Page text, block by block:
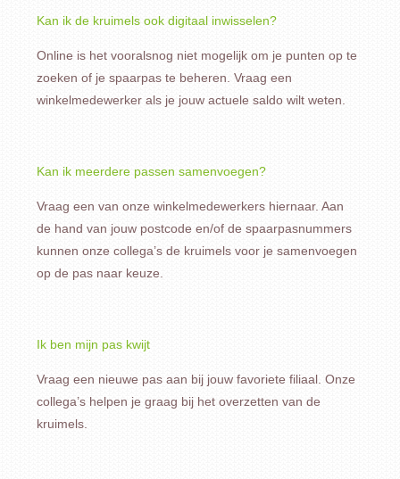
Kan ik de kruimels ook digitaal inwisselen?
Online is het vooralsnog niet mogelijk om je punten op te
zoeken of je spaarpas te beheren. Vraag een
winkelmedewerker als je jouw actuele saldo wilt weten.
Kan ik meerdere passen samenvoegen?
Vraag een van onze winkelmedewerkers hiernaar. Aan
de hand van jouw postcode en/of de spaarpasnummers
kunnen onze collega’s de kruimels voor je samenvoegen
op de pas naar keuze.
Ik ben mijn pas kwijt
Vraag een nieuwe pas aan bij jouw favoriete filiaal. Onze
collega’s helpen je graag bij het overzetten van de
kruimels.